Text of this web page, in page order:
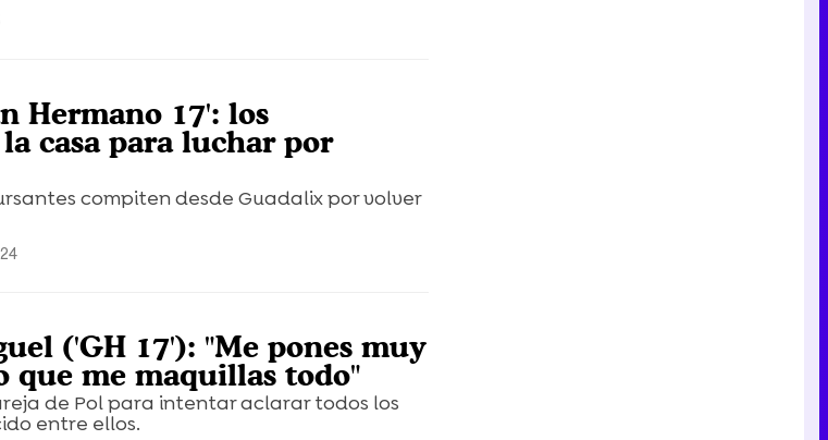
Hermano 17': los
casa para luchar por
compiten desde Guadalix por volver
('GH 17'): "Me pones muy
que me maquillas todo"
de Pol para intentar aclarar todos los
entre ellos.